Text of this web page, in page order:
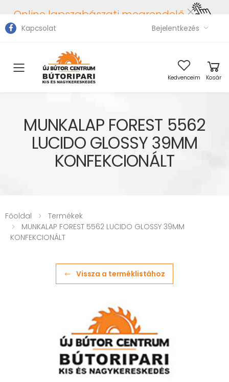
Online lapszabászati megrendelő
Kapcsolat Bejelentkezés
Toggle mobile menu Kedvenceim Kosár
MUNKALAP FOREST 5562
LUCIDO GLOSSY 39MM
KONFEKCIONÁLT
Főoldal
Termékek
MUNKALAP FOREST 5562 LUCIDO GLOSSY 39MM
KONFEKCIONÁLT
Vissza a terméklistához